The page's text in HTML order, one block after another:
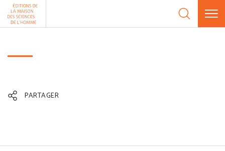
Aller au contenu
PARTAGER
Panneau de gestion des cookies